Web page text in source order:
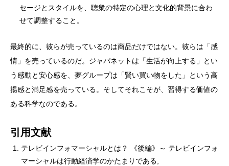
セージとスタイルを、聴衆の特定の心理と文化的背景に合わ
せて調整すること。
最終的に、彼らが売っているのは商品だけではない。彼らは「感
情」を売っているのだ。ジャパネットは「生活が向上する」とい
う感動と安心感を、夢グループは「賢い買い物をした」という高
揚感と満足感を売っている。そしてそれこそが、習得する価値の
ある科学なのである。
引用文献
テレビインフォマーシャルとは？ 《後編》～ テレビインフォ
マーシャルは行動経済学のかたまりである,